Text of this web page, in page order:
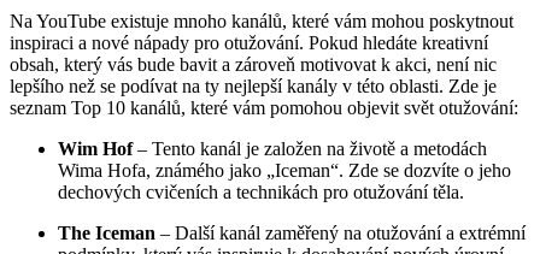
Na YouTube existuje mnoho kanálů, které vám mohou poskytnout
inspiraci a nové nápady pro otužování. Pokud hledáte kreativní
obsah, který vás bude bavit a zároveň motivovat k akci, není nic
lepšího než se podívat na ty nejlepší kanály v této oblasti. Zde je
seznam Top 10 kanálů, které vám pomohou objevit svět otužování:
Wim Hof– Tento kanál je založen na životě a metodách
Wima Hofa, známého jako „Iceman“. Zde se dozvíte o jeho
dechových cvičeních a technikách pro otužování těla.
The Iceman – Další kanál zaměřený na otužování a extrémní